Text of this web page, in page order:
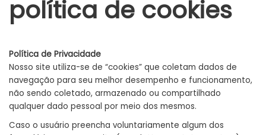
política de cookies
Política de Privacidade
Nosso site utiliza-se de “cookies” que coletam dados de
navegação para seu melhor desempenho e funcionamento,
não sendo coletado, armazenado ou compartilhado
qualquer dado pessoal por meio dos mesmos.
Caso o usuário preencha voluntariamente algum dos